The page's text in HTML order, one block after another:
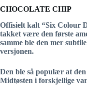
CHOCOLATE CHIP
Offisielt kalt “Six Colour
takket være den første
samme ble den mer
versjonen.
Den ble så populær at
Midtøsten i forskjellige